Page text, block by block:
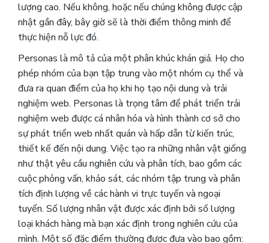
lượng cao. Nếu không, hoặc nếu chúng không được cập
nhật gần đây, bây giờ sẽ là thời điểm thông minh để
thực hiện nỗ lực đó.
Personas là mô tả của một phân khúc khán giả. Họ cho
phép nhóm của bạn tập trung vào một nhóm cụ thể và
đưa ra quan điểm của họ khi họ tạo nội dung và trải
nghiệm web. Personas là trọng tâm để phát triển trải
nghiệm web được cá nhân hóa và hình thành cơ sở cho
sự phát triển web nhất quán và hấp dẫn từ kiến ​​trúc,
thiết kế đến nội dung. Việc tạo ra những nhân vật giống
như thật yêu cầu nghiên cứu và phân tích, bao gồm các
cuộc phỏng vấn, khảo sát, các nhóm tập trung và phân
tích định lượng về các hành vi trực tuyến và ngoại
tuyến. Số lượng nhân vật được xác định bởi số lượng
loại khách hàng mà bạn xác định trong nghiên cứu của
mình. Một số đặc điểm thường được đưa vào bao gồm: